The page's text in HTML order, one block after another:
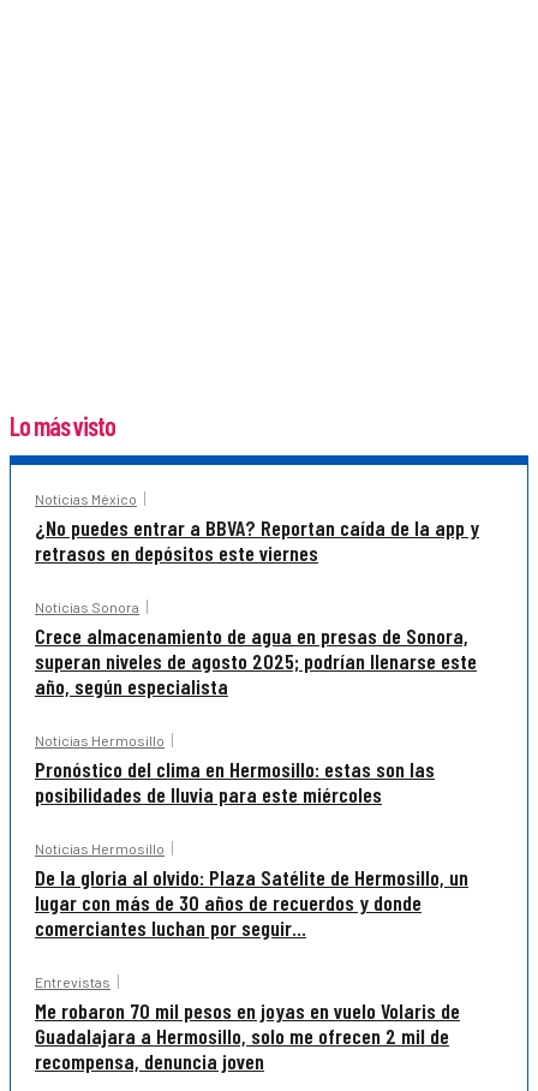
Lo más visto
Noticias México
¿No puedes entrar a BBVA? Reportan caída de la app y
retrasos en depósitos este viernes
Noticias Sonora
Crece almacenamiento de agua en presas de Sonora,
superan niveles de agosto 2025; podrían llenarse este
año, según especialista
Noticias Hermosillo
Pronóstico del clima en Hermosillo: estas son las
posibilidades de lluvia para este miércoles
Noticias Hermosillo
De la gloria al olvido: Plaza Satélite de Hermosillo, un
lugar con más de 30 años de recuerdos y donde
comerciantes luchan por seguir...
Entrevistas
Me robaron 70 mil pesos en joyas en vuelo Volaris de
Guadalajara a Hermosillo, solo me ofrecen 2 mil de
recompensa, denuncia joven